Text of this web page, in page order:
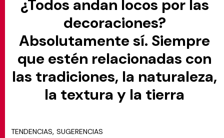
PROYECTOS
¿Todos andan locos por las
decoraciones?
Absolutamente sí. Siempre
que estén relacionadas con
las tradiciones, la naturaleza,
la textura y la tierra
TENDENCIAS, SUGERENCIAS